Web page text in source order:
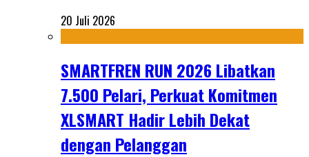
20 Juli 2026
SMARTFREN RUN 2026 Libatkan
7.500 Pelari, Perkuat Komitmen
XLSMART Hadir Lebih Dekat
dengan Pelanggan